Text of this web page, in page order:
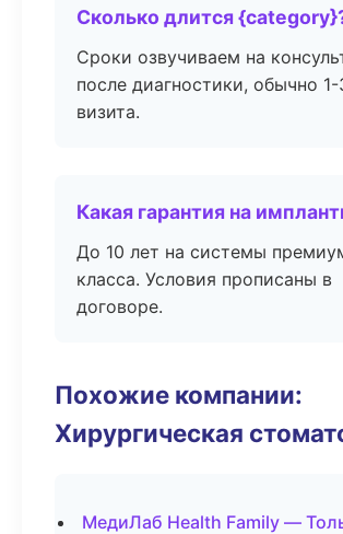
Сколько длится
Сроки озвучиваем на
после диагностики, обычно 1-
визита.
Какая гарантия на
До 10 лет на системы
класса. Условия прописаны в
договоре.
Похожие компании:
Хирургическая
МедиЛаб Health Family —